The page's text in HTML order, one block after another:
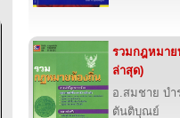
รวมกฎหมาย
ล่าสุด)
อ.สมชาย บ
ตันติบุณย์